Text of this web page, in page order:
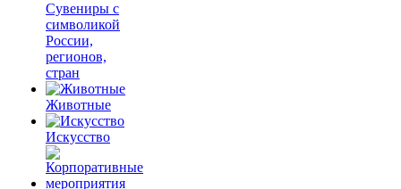
Сувениры с
символикой
России,
регионов,
стран
Животные
Искусство